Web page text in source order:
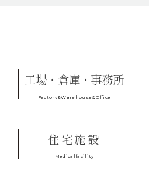
工場・倉庫・事務所
Factory&Warehouse&Office
住宅施設
Medicalfacility